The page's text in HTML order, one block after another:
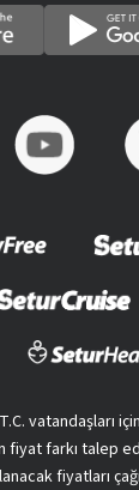
vatandaşları
fiyat farkı talep
fiyatları